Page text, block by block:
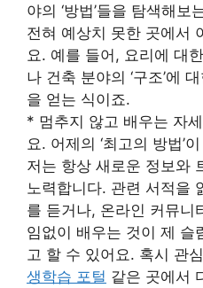
야의 ‘방법’들을 탐색해
전혀 예상치 못한 곳에서
요. 예를 들어, 요리에 대
나 건축 분야의 ‘구조’에
을 얻는 식이죠.
* 멈추지 않고 배우는 자
요. 어제의 ‘최고의 방법’
저는 항상 새로운 정보와
노력합니다. 관련 서적을
를 듣거나, 온라인 커뮤니
임없이 배우는 것이 제 슬
고 할 수 있어요. 혹시 관
생학습 포털 같은 곳에서